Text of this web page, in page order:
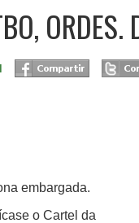
embargada.
o Cartel da